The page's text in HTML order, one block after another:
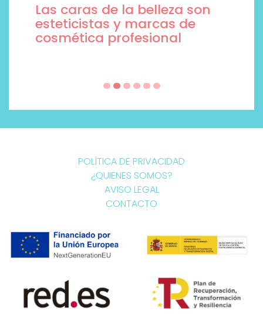
Las caras de la belleza son
esteticistas y marcas de
cosmética profesional
POLÍTICA DE PRIVACIDAD
¿QUIENES SOMOS?
AVISO LEGAL
CONTACTO